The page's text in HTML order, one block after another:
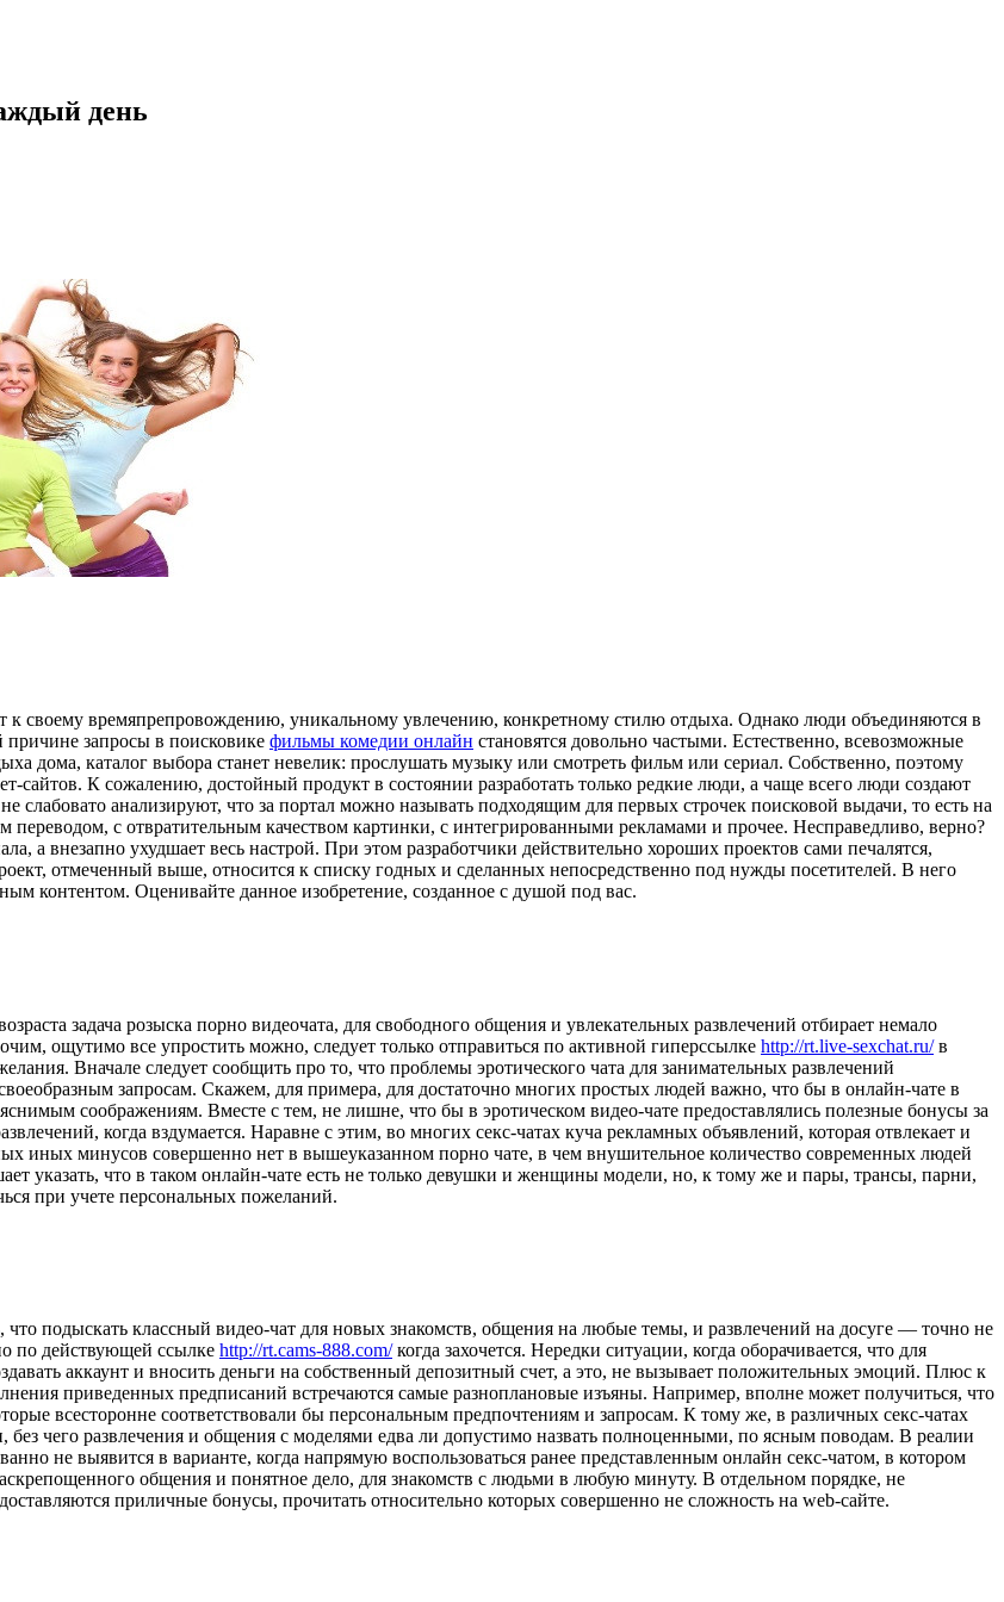
день
к своему времяпрепровождению, уникальному увлечению, конкретному стилю отдыха. Однако люди объединяются в
запросы в поисковике фильмы комедии онлайн становятся довольно частыми. Естественно, всевозможные
дома, каталог выбора станет невелик: прослушать музыку или смотреть фильм или сериал. Собственно, поэтому
сайтов. К сожалению, достойный продукт в состоянии разработать только редкие люди, а чаще всего люди создают
анализируют, что за портал можно называть подходящим для первых строчек поисковой выдачи, то есть на
с отвратительным качеством картинки, с интегрированными рекламами и прочее. Несправедливо, верно?
а внезапно ухудшает весь настрой. При этом разработчики действительно хороших проектов сами печалятся,
отмеченный выше, относится к списку годных и сделанных непосредственно под нужды посетителей. В него
контентом. Оценивайте данное изобретение, созданное с душой под вас.
задача розыска порно видеочата, для свободного общения и увлекательных развлечений отбирает немало
ощутимо все упростить можно, следует только отправиться по активной гиперссылке http://rt.live-sexchat.ru/в
Вначале следует сообщить про то, что проблемы эротического чата для занимательных развлечений
запросам. Скажем, для примера, для достаточно многих простых людей важно, что бы в онлайн-чате в
соображениям. Вместе с тем, не лишне, что бы в эротическом видео-чате предоставлялись полезные бонусы за
когда вздумается. Наравне с этим, во многих секс-чатах куча рекламных объявлений, которая отвлекает и
иных минусов совершенно нет в вышеуказанном порно чате, в чем внушительное количество современных людей
указать, что в таком онлайн-чате есть не только девушки и женщины модели, но, к тому же и пары, трансы, парни,
при учете персональных пожеланий.
подыскать классный видео-чат для новых знакомств, общения на любые темы, и развлечений на досуге — точно не
по действующей ссылке http://rt.cams-888.com/когда захочется. Нередки ситуации, когда оборачивается, что для
аккаунт и вносить деньги на собственный депозитный счет, а это, не вызывает положительных эмоций. Плюс к
приведенных предписаний встречаются самые разноплановые изъяны. Например, вполне может получиться, что
всесторонне соответствовали бы персональным предпочтениям и запросам. К тому же, в различных секс-чатах
чего развлечения и общения с моделями едва ли допустимо назвать полноценными, по ясным поводам. В реалии
не выявится в варианте, когда напрямую воспользоваться ранее представленным онлайн секс-чатом, в котором
общения и понятное дело, для знакомств с людьми в любую минуту. В отдельном порядке, не
приличные бонусы, прочитать относительно которых совершенно не сложность на web-сайте.